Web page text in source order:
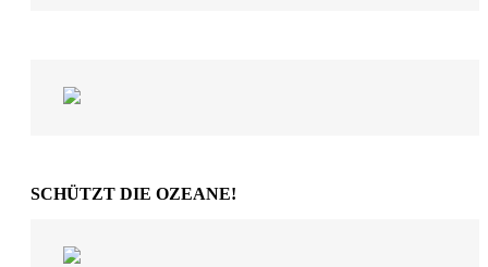
SCHÜTZT DIE OZEANE!